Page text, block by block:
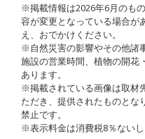
※掲載情報は2026年6月のも
容が変更となっている場合が
え、おでかけください。
※自然災害の影響やその他諸
施設の営業時間、植物の開花
あります。
※掲載されている画像は取材
ただき、提供されたものとな
禁止です。
※表示料金は消費税8％ないし